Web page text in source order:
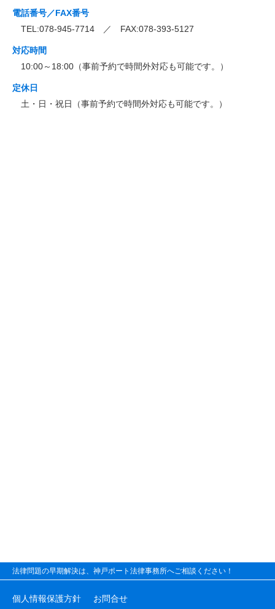
電話番号／FAX番号
TEL:078-945-7714 ／ FAX:078-393-5127
対応時間
10:00～18:00（事前予約で時間外対応も可能です。）
定休日
土・日・祝日（事前予約で時間外対応も可能です。）
法律問題の早期解決は、神戸ポート法律事務所へご相談ください！
個人情報保護方針 お問合せ